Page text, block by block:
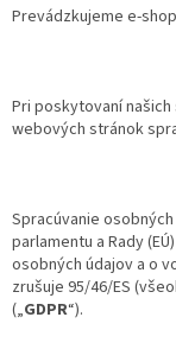
Prevádzkujeme e-
Pri poskytovaní
webových stránok
Spracúvanie
parlamentu a Rady
osobných údajov a o
zrušuje 95/46/ES
(„GDPR“).